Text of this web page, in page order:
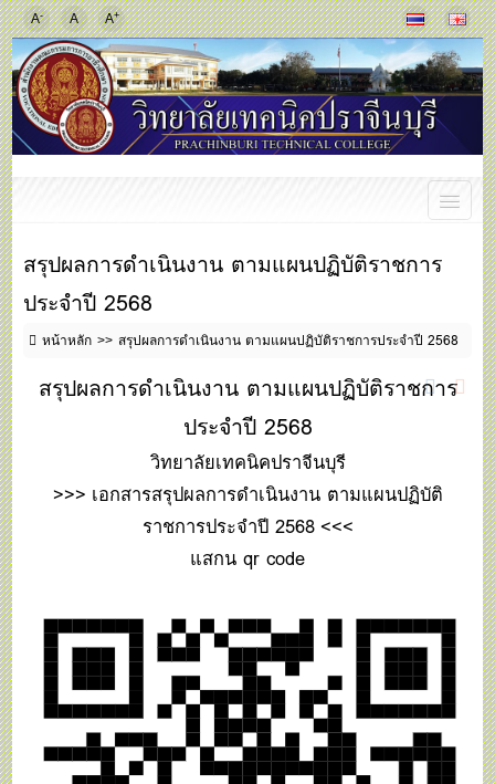
A- A A+
สรุปผลการดำเนินงาน ตามแผนปฏิบัติราชการ
ประจำปี 2568
หน้าหลัก สรุปผลการดำเนินงาน ตามแผนปฏิบัติราชการประจำปี 2568
สรุปผลการดำเนินงาน ตามแผนปฏิบัติราชการ
ประจำปี 2568
วิทยาลัยเทคนิคปราจีนบุรี
>>> เอกสารสรุปผลการดำเนินงาน ตามแผนปฏิบัติ
ราชการประจำปี 2568<<<
แสกน qr code